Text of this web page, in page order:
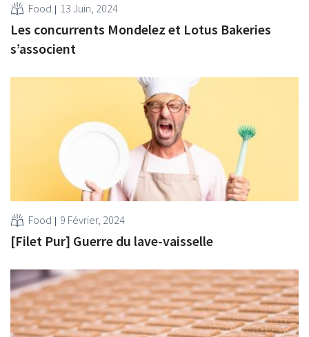
Food 13 Juin, 2024
Les concurrents Mondelez et Lotus Bakeries
s’associent
Food 9 Février, 2024
[Filet Pur] Guerre du lave-vaisselle